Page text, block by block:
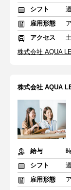
シフト
雇用形態
アクセス
株式会社 AQUA
株式会社 AQUA
給与
シフト
雇用形態